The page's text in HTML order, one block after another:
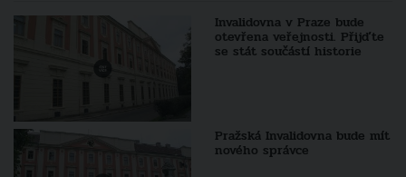
Invalidovna v Praze bude
otevřena veřejnosti. Přijďte
se stát součástí historie
Pražská Invalidovna bude mít
nového správce